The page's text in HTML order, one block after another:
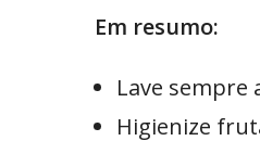
Em resumo:
Lave sempre
Higienize